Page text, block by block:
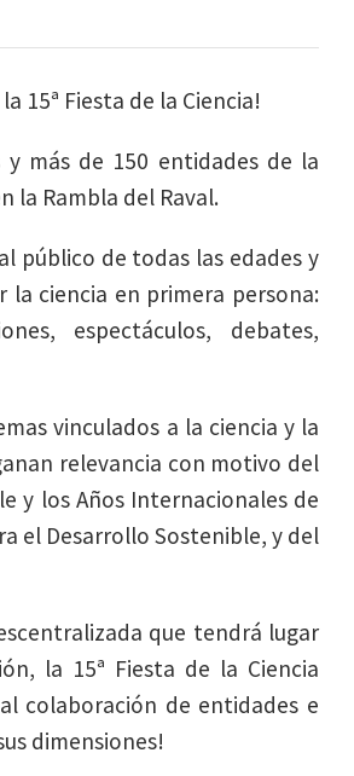
15ª Fiesta de la Ciencia!
más de 150 entidades de la
la Rambla del Raval.
público de todas las edades y
ciencia en primera persona:
espectáculos, debates,
vinculados a la ciencia y la
relevancia con motivo del
y los Años Internacionales de
el Desarrollo Sostenible, y del
que tendrá lugar
la 15ª Fiesta de la Ciencia
colaboración de entidades e
dimensiones!